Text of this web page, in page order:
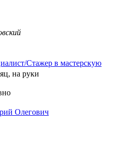
Стажер в мастерскую
на руки
Олегович